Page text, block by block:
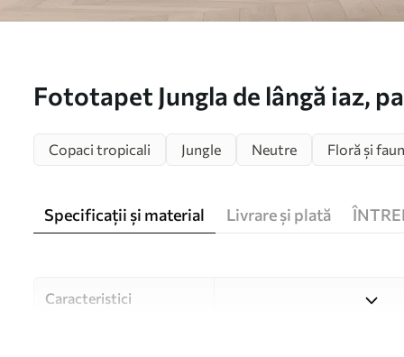
Fototapet Jungla de lângă iaz,
Copaci tropicali Jungle Neutre Floră și
Specificații și material Livrare și plată
Caracteristici